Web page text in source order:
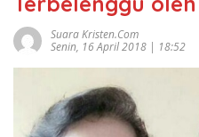
Suara Kristen.com
Senin, 16 April 2018 | 18:52